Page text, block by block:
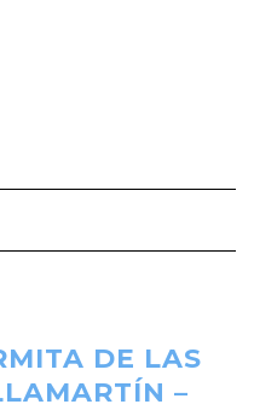
modo de navegación
DE LAS
–